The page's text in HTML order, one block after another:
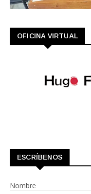
OFICINA VIRTUAL
ESCRÍBENOS
Nombre